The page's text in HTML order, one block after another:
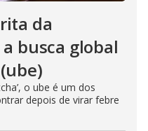
da
busca global
o ube é um dos
depois de virar febre